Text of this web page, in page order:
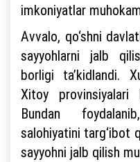
imkoniyatlar
Avvalo, qo‘shni
sayyohlarni jalb
borligi ta’kidlandi.
Xitoy provinsiyalari
Bundan
salohiyatini targ‘ibot
sayyohni jalb qilish